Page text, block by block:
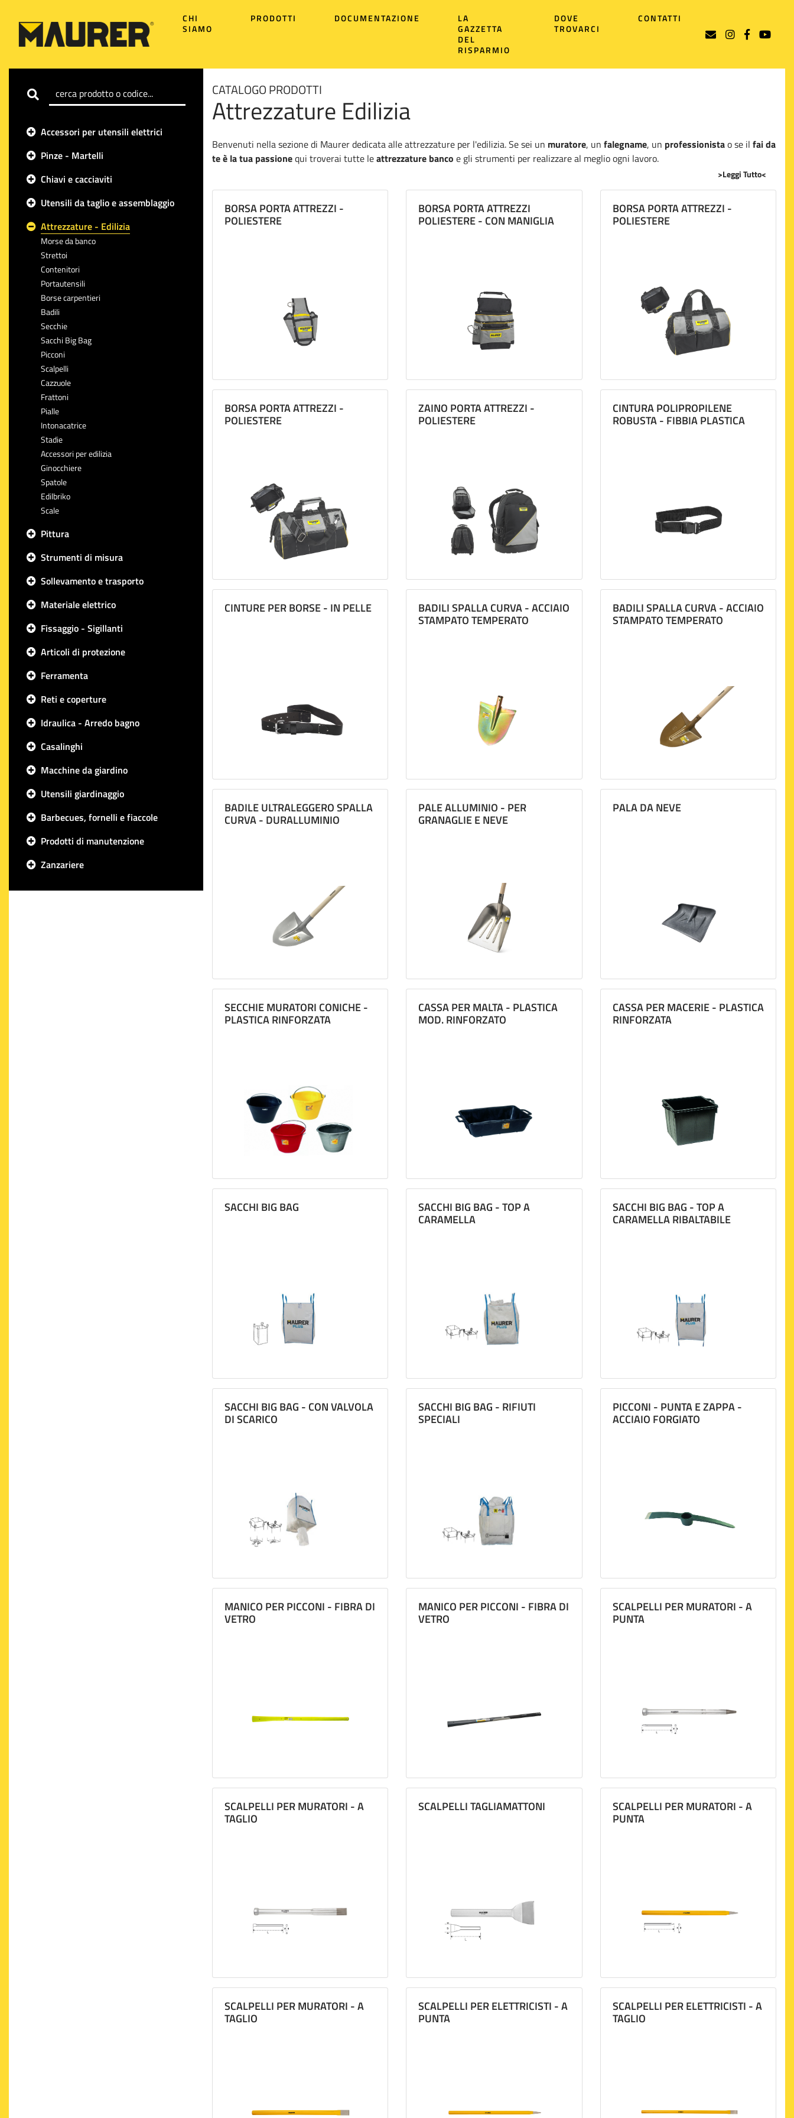
CHI
SIAMO
PRODOTTI DOCUMENTAZIONE
LA
GAZZETTA
DEL
RISPARMIO
DOVE
TROVARCI
CONTATTI
Accessori per utensili elettrici
Pinze - Martelli
Chiavi e cacciaviti
Utensili da taglio e assemblaggio
Attrezzature - Edilizia
Morse da banco
Strettoi
Contenitori
Portautensili
Borse carpentieri
Badili
Secchie
Sacchi Big Bag
Picconi
Scalpelli
Cazzuole
Frattoni
Pialle
Intonacatrice
Stadie
Accessori per edilizia
Ginocchiere
Spatole
Edilbriko
Scale
Pittura
Strumenti di misura
Sollevamento e trasporto
Materiale elettrico
Fissaggio - Sigillanti
Articoli di protezione
Ferramenta
Reti e coperture
Idraulica - Arredo bagno
Casalinghi
Macchine da giardino
Utensili giardinaggio
Barbecues, fornelli e fiaccole
Prodotti di manutenzione
Zanzariere
CATALOGO PRODOTTI
Attrezzature Edilizia
Benvenuti nella sezione di Maurer dedicata alle attrezzature per l'edilizia. Se sei un muratore, un falegname, un professionistao se il fai da
te è la tua passionequi troverai tutte leattrezzature banco e gli strumenti per realizzare al meglio ogni lavoro.
come intonacatrici, secchie e spatole. La nostra
attrezzatura edileinclude borse per carpentieri, per organizzare al meglio i tuoi attrezzi;
scale per lavorare in totale sicurezza e strumenti come spatole, cazzuole e picconi.
: tutto l'occorrente per allestire il tuo banco da lavoro. Per lavorare bene è necessario avere la strumentazione giusta e
organizzata in modo corretto. Maurer ti offre unofferta completa di portautensili e contenitori, oltre a morse da banco e strettoi da
>Leggi Tutto<
BORSA PORTA ATTREZZI -
POLIESTERE
BORSA PORTA ATTREZZI
POLIESTERE - CON MANIGLIA
BORSA PORTA ATTREZZI -
POLIESTERE
BORSA PORTA ATTREZZI -
POLIESTERE
ZAINO PORTA ATTREZZI -
POLIESTERE
CINTURA POLIPROPILENE
ROBUSTA - FIBBIA PLASTICA
CINTURE PER BORSE - IN PELLE BADILI SPALLA CURVA - ACCIAIO
STAMPATO TEMPERATO
BADILI SPALLA CURVA - ACCIAIO
STAMPATO TEMPERATO
BADILE ULTRALEGGERO SPALLA
CURVA - DURALLUMINIO
PALE ALLUMINIO - PER
GRANAGLIE E NEVE
PALA DA NEVE
SECCHIE MURATORI CONICHE -
PLASTICA RINFORZATA
CASSA PER MALTA - PLASTICA
MOD. RINFORZATO
CASSA PER MACERIE - PLASTICA
RINFORZATA
SACCHI BIG BAG SACCHI BIG BAG - TOP A
CARAMELLA
SACCHI BIG BAG - TOP A
CARAMELLA RIBALTABILE
SACCHI BIG BAG - CON VALVOLA
DI SCARICO
SACCHI BIG BAG - RIFIUTI
SPECIALI
PICCONI - PUNTA E ZAPPA -
ACCIAIO FORGIATO
MANICO PER PICCONI - FIBRA DI
VETRO
MANICO PER PICCONI - FIBRA DI
VETRO
SCALPELLI PER MURATORI - A
PUNTA
SCALPELLI PER MURATORI - A
TAGLIO
SCALPELLI TAGLIAMATTONI SCALPELLI PER MURATORI - A
PUNTA
SCALPELLI PER MURATORI - A
TAGLIO
SCALPELLI PER ELETTRICISTI - A
PUNTA
SCALPELLI PER ELETTRICISTI - A
TAGLIO